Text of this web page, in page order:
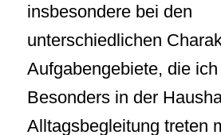
insbesondere bei den
unterschiedlichen
Aufgabengebiete, die
Besonders in der
Alltagsbegleitung treten